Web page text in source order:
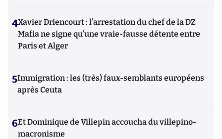
4Xavier Driencourt : l’arrestation du chef de la DZ
Mafia ne signe qu’une vraie-fausse détente entre
Paris et Alger
5Immigration : les (très) faux-semblants européens
après Ceuta
6Et Dominique de Villepin accoucha du villepino-
macronisme